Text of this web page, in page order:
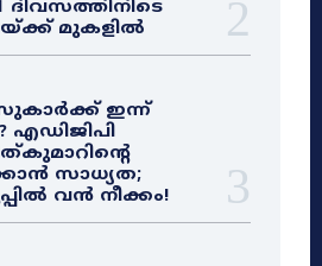
ദിവസത്തിനിടെ
മുകളിൽ
ഇന്ന്
സാധ്യത;
വൻ നീക്കം!